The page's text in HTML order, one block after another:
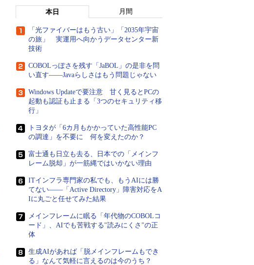
本日 月間
「光ファイバーはもう古い」「2035年宇宙
の旅」 実運用へ向かうデータセンター新
技術
COBOLっぽさを残す「JaBOL」の是非を問
い直す――Javaらしさはもう問題じゃない
Windows Updateで要注意 甘く見るとPCの
起動も認証も止まる「3つのセキュリティ移
行」
トヨタが「6カ月もかかっていた高性能PC
の調達」を不要に 何を変えたのか？
富士通も日立も去る、日本での「メインフ
レーム脱却」が一筋縄ではいかない理由
ITインフラ専門家の私でも、もうAIには勝
てない――「Active Directory」障害対応をA
Iに丸ごと任せてみた結果
メインフレームに眠る「年代物のCOBOLコ
ード」、AIでも苦戦する"読みにくさ"の正
体
生成AIがあれば「脱メインフレームもでき
る」なんて気軽に言えるのは今のうち？